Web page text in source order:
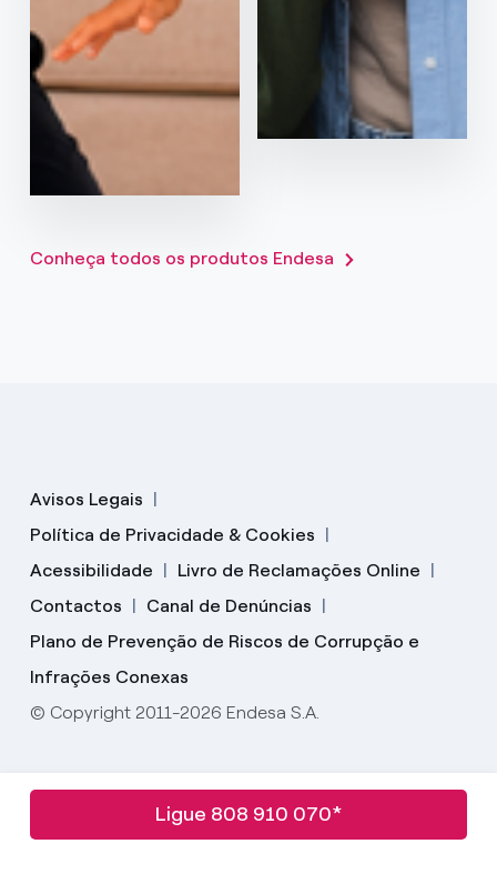
Ligue 808 910 070*
Contratar
Ver mais
Conheça todos os produtos Endesa
Avisos Legais
Política de Privacidade & Cookies
Acessibilidade
Livro de Reclamações Online
Contactos
Canal de Denúncias
Plano de Prevenção de Riscos de Corrupção e
Infrações Conexas
© Copyright 2011-2026 Endesa S.A.